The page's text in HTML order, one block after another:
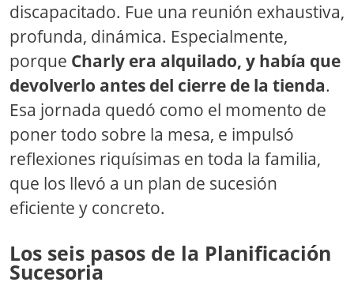
discapacitado. Fue una reunión exhaustiva,
profunda, dinámica. Especialmente,
porque Charly era alquilado, y había que
devolverlo antes del cierre de la tienda.
Esa jornada quedó como el momento de
poner todo sobre la mesa, e impulsó
reflexiones riquísimas en toda la familia,
que los llevó a un plan de sucesión
eficiente y concreto.
Los seis pasos de la Planificación
Sucesoria